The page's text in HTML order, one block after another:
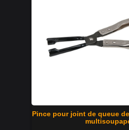
Pince pour joint de queue